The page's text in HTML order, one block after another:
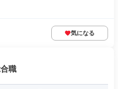
気になる
職